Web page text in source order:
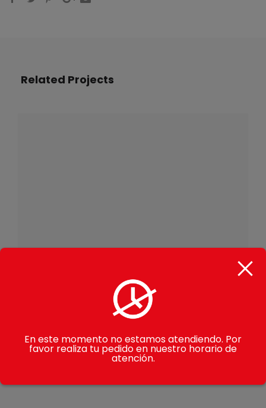
Related Projects
Dashboard Design
En este momento no estamos atendiendo. Por
favor realiza tu pedido en nuestro horario de
atención.